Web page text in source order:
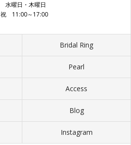
水曜日・木曜日
11:00～17:00
Bridal Ring
Pearl
Access
Blog
Instagram